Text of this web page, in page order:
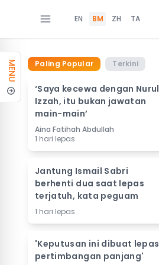
EN BM ZH TA
MENU Paling Popular Terkini
‘Saya kecewa dengan Nurul
Izzah, itu bukan jawatan
main-main’
Aina Fatihah Abdullah
1 hari lepas
Jantung Ismail Sabri
berhenti dua saat lepas
terjatuh, kata peguam
1 hari lepas
'Keputusan ini dibuat lepas
pertimbangan panjang'